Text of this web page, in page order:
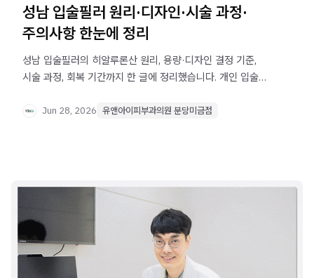
성남 입술필러 원리·디자인·시술 과정·
주의사항 한눈에 정리
성남 입술필러의 히알루론산 원리, 용량·디자인 결정 기준,
시술 과정, 회복 기간까지 한 글에 정리했습니다. 개인 입술
Jun 28, 2026 유앤아이피부과의원 분당미금점